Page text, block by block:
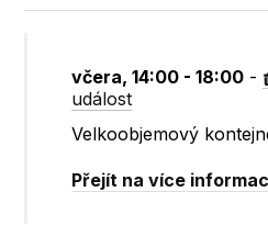
včera, 14:00 - 18:00 -
událost
Velkoobjemový
Přejít na více